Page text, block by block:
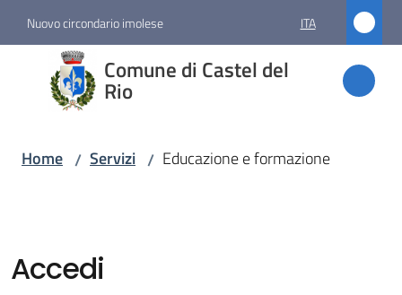
Nuovo circondario imolese ITA
Comune di Castel del
Rio
Comune
di
Castel
Novità
Home / Servizi / Educazione e formazione
Accedi